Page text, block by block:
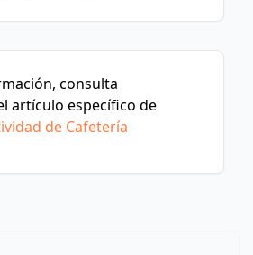
consulta
artículo específico de
de Cafetería